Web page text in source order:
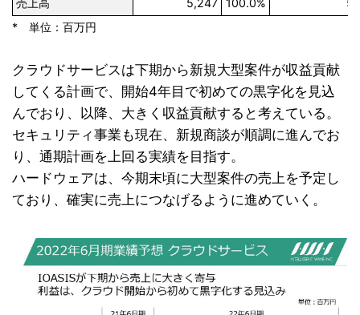
売上高
5,247 100.0%
* 単位：百万円
クラウドサービスは下期から新規大型案件が収益貢献
してくる計画で、開始4年目で初めての黒字化を見込
んでおり、以降、大きく収益貢献すると考えている。
セキュリティ事業も現在、新規商談が順調に進んでお
り、通期計画を上回る実績を目指す。
ハードウェアは、今期末頃に大型案件の売上を予定し
ており、確実に売上につなげるように進めていく。